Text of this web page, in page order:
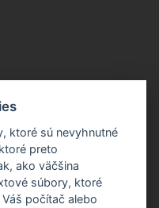
dolina 480/6, 821 08
ktoré sú nevyhnutné
preto
ako väčšina
súbory, ktoré
počítač alebo